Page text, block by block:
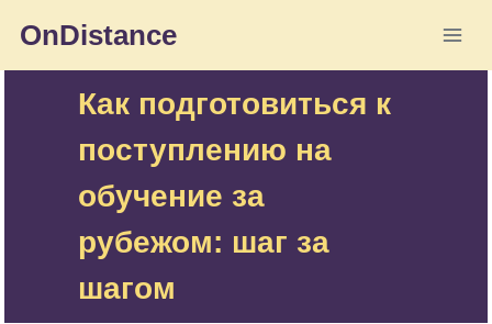
содержимому
OnDistance
Как подготовиться к
поступлению на
обучение за
рубежом: шаг за
шагом